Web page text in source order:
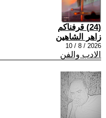
(24) قرفناكم
زاهر الشاهين
2026 / 8 / 10
الادب والفن